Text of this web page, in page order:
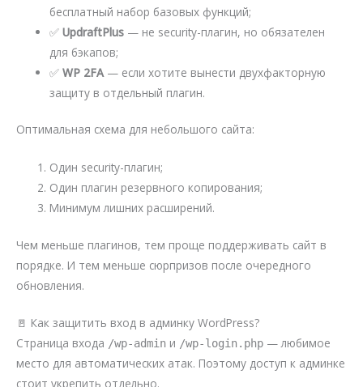
бесплатный набор базовых функций;
✅UpdraftPlus — не security-плагин, но обязателен
для бэкапов;
✅WP 2FA — если хотите вынести двухфакторную
защиту в отдельный плагин.
Оптимальная схема для небольшого сайта:
Один security-плагин;
Один плагин резервного копирования;
Минимум лишних расширений.
Чем меньше плагинов, тем проще поддерживать сайт в
порядке. И тем меньше сюрпризов после очередного
обновления.
🚪 Как защитить вход в админку WordPress?
Страница входа /wp-admin и /wp-login.php — любимое
место для автоматических атак. Поэтому доступ к админке
стоит укрепить отдельно.